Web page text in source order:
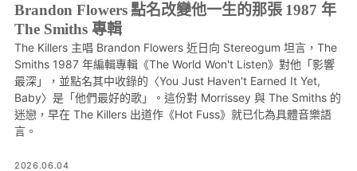
Brandon Flowers 點名改變他一生的那張 1987 年
The Smiths 專輯
The Killers 主唱 Brandon Flowers 近日向 Stereogum 坦言，The
Smiths 1987 年編輯專輯《The World Won't Listen》對他「影響
最深」，並點名其中收錄的〈You Just Haven't Earned It Yet,
Baby〉是「他們最好的歌」。這份對 Morrissey 與 The Smiths 的
迷戀，早在 The Killers 出道作《Hot Fuss》就已化為具體音樂語
言。
2026.06.04